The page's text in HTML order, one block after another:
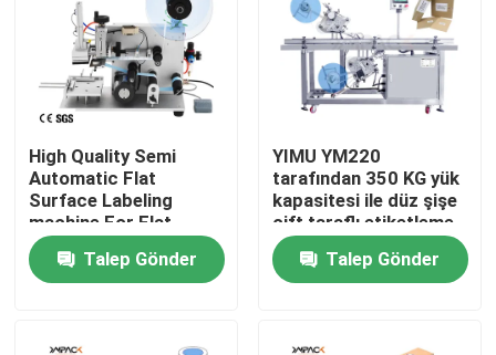
Ev
High Quality Semi
Automatic Flat
Surface Labeling
machine For Flat
Bottle Tea Bags
Labeling Applicator
Talep Gönder
YIMU YM220
tarafından 350 KG yük
kapasitesi ile düz şişe
çift taraflı etiketleme
makinesi
Talep Gönder